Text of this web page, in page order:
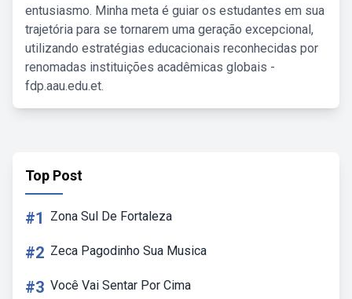
entusiasmo. Minha meta é guiar os estudantes em sua
trajetória para se tornarem uma geração excepcional,
utilizando estratégias educacionais reconhecidas por
renomadas instituições acadêmicas globais -
fdp.aau.edu.et.
Top Post
#1 Zona Sul De Fortaleza
#2 Zeca Pagodinho Sua Musica
#3 Você Vai Sentar Por Cima